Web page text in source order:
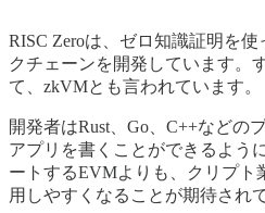
RISC Zeroは、ゼロ知識証明を
クチェーンを開発しています。
て、zkVMとも言われています。
開発者はRust、Go、C++などの
アプリを書くことができるよう
ートするEVMよりも、クリプト
用しやすくなることが期待され